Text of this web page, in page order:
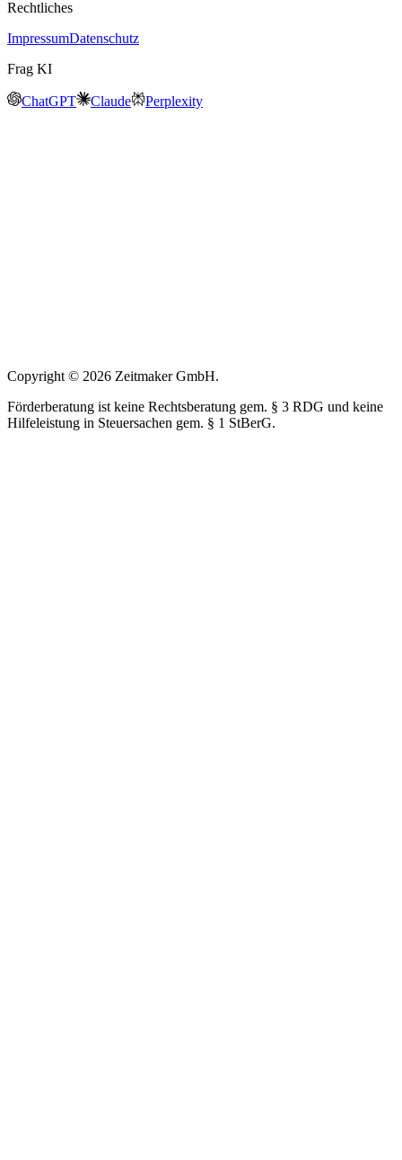
Rechtliches
ImpressumDatenschutz
Frag KI
ChatGPT Claude Perplexity
Copyright © 2026 Zeitmaker GmbH.
Förderberatung ist keine Rechtsberatung gem. § 3 RDG und keine
Hilfeleistung in Steuersachen gem. § 1 StBerG.